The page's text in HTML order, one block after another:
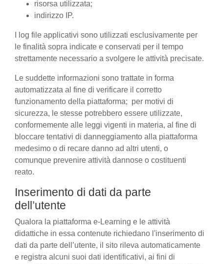
risorsa utilizzata;
indirizzo IP.
I log file applicativi sono utilizzati esclusivamente per
le finalità sopra indicate e conservati per il tempo
strettamente necessario a svolgere le attività precisate.
Le suddette informazioni sono trattate in forma
automatizzata al fine di verificare il corretto
funzionamento della piattaforma; per motivi di
sicurezza, le stesse potrebbero essere utilizzate,
conformemente alle leggi vigenti in materia, al fine di
bloccare tentativi di danneggiamento alla piattaforma
medesimo o di recare danno ad altri utenti, o
comunque prevenire attività dannose o costituenti
reato.
Inserimento di dati da parte
dell’utente
Qualora la piattaforma e-Learning e le attività
didattiche in essa contenute richiedano l'inserimento di
dati da parte dell’utente, il sito rileva automaticamente
e registra alcuni suoi dati identificativi, ai fini di